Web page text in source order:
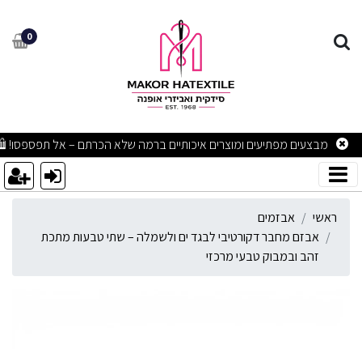
אבזם מחבר דקורטיבי לבגד0
מבצעים מפתיעים ומוצרים איכותיים ברמה שלא הכרתם – אל
ראשי
אבזמים
אבזם מחבר דקורטיבי לבגד ים ולשמלה – שתי טבעות מתכת
זהב ובמבוק טבעי מרכזי